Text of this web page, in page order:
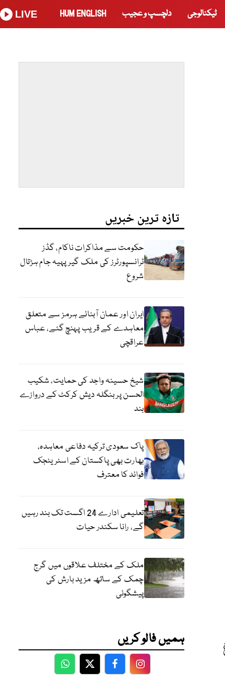
ٹیکنالوجی دلچسپ و عجیب HUM ENGLISH
LIVE
تازہ ترین خبریں
حکومت سے مذاکرات ناکام، گڈز
ٹرانسپورٹرز کی ملک گیر پہیہ جام ہڑتال
شروع
ایران اور عمان آبنائے ہرمز سے متعلق
معاہدے کے قریب پہنچ گئے، عباس
عراقچی
شیخ حسینہ واجد کی حمایت، شکیب
الحسن پر بنگلہ دیش کرکٹ کے دروازے
بند
پاک سعودی ترکیہ دفاعی معاہدہ،
بھارت بھی پاکستان کے اسٹریٹجک
فوائد کا معترف
تعلیمی ادارے 24 اگست تک بند رہیں
گے، رانا سکندر حیات
ملک کے مختلف علاقوں میں گرج
چمک کے ساتھ مزید بارش کی
پیشگوئی
ہمیں فالو کریں
WhatsApp
TwitterFacebookFacebook